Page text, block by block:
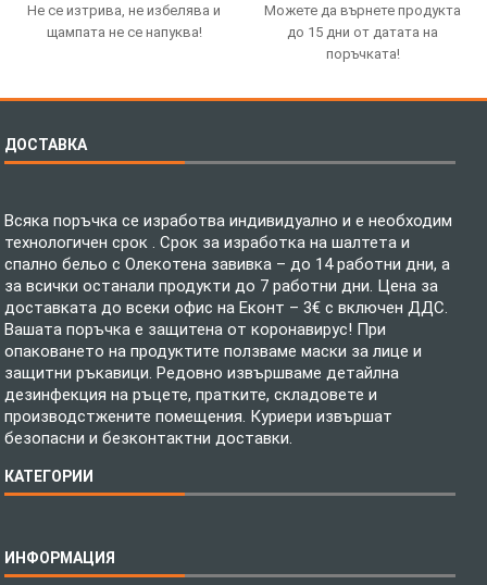
Не се изтрива, не избелява и
щампата не се напуква!
Можете да върнете продукта
до 15 дни от датата на
поръчката!
ДОСТАВКА
Всяка поръчка се изработва индивидуално и е необходим
технологичен срок . Срок за изработка на шалтета и
спално бельо с Олекотена завивка – до 14 работни дни, а
за всички останали продукти до 7 работни дни. Цена за
доставката до всеки офис на Еконт – 3€ с включен ДДС.
Вашата поръчка е защитена от коронавирус! При
опаковането на продуктите ползваме маски за лице и
защитни ръкавици. Редовно извършваме детайлна
дезинфекция на ръцете, пратките, складовете и
производстжените помещения. Куриери извършат
безопасни и безконтактни доставки.
КАТЕГОРИИ
Бебешки спални комплекти
ИНФОРМАЦИЯ